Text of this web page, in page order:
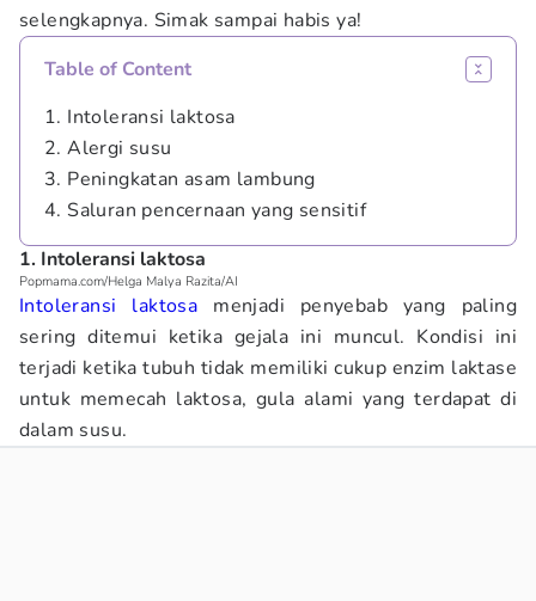
selengkapnya. Simak sampai habis ya!
Table of Content
1. Intoleransi laktosa
2. Alergi susu
3. Peningkatan asam lambung
4. Saluran pencernaan yang sensitif
1. Intoleransi laktosa
Popmama.com/Helga Malya Razita/AI
Intoleransi laktosa menjadi penyebab yang paling
sering ditemui ketika gejala ini muncul. Kondisi ini
terjadi ketika tubuh tidak memiliki cukup enzim laktase
untuk memecah laktosa, gula alami yang terdapat di
dalam susu.